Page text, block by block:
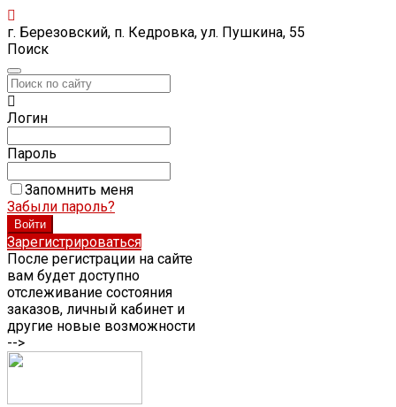
г. Березовский, п. Кедровка, ул. Пушкина, 55
Поиск
Логин
Пароль
Запомнить меня
Забыли пароль?
Зарегистрироваться
После регистрации на сайте
вам будет доступно
отслеживание состояния
заказов, личный кабинет и
другие новые возможности
-->